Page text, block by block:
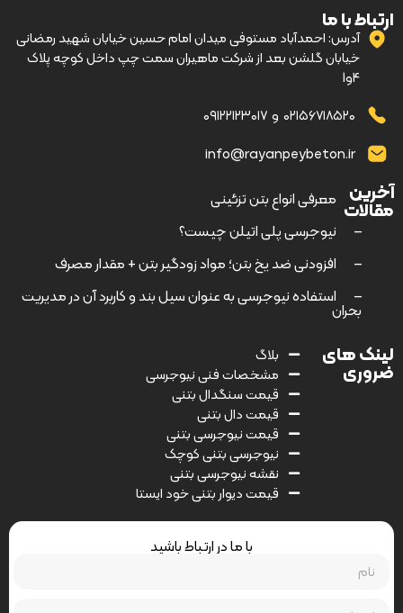
ارتباط با ما
آدرس: احمدآباد مستوفی میدان امام حسین خیابان شهید رمضانی
خیابان گلشن بعد از شرکت ماهیران سمت چپ داخل کوچه پلاک
4و1
۰۲۱۵۶۷۱۸۵۲۰ و ۰۹۱۲۲۱۲۳۰۱۷
info@rayanpeybeton.ir
آخرین
مقالات
–
معرفی انواع بتن تزئینی
–
نیوجرسی پلی اتیلن چیست؟
–
افزودنی ضد یخ بتن؛ مواد زودگیر بتن + مقدار مصرف
–
استفاده نیوجرسی به عنوان سیل بند و کاربرد آن در مدیریت
بحران
لینک های
ضروری
بلاگ
مشخصات فنی نیوجرسی
قیمت سنگدال بتنی
قیمت دال بتنی
قیمت نیوجرسی بتنی
نیوجرسی بتنی کوچک
نقشه نیوجرسی بتنی
قیمت دیوار بتنی خود ایستا
با ما در ارتباط باشید